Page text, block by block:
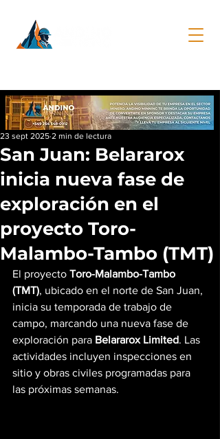
San Juan: Belararox
inicia nueva fase de
exploración en el
proyecto Toro-
Malambo-Tambo (TMT)
23 sept 2025 2 min de lectura
El proyecto Toro-Malambo-Tambo
(TMT), ubicado en el norte de San Juan,
inicia su temporada de trabajo de
campo, marcando una nueva fase de
exploración para Belararox Limited. Las
actividades incluyen inspecciones en
sitio y obras civiles programadas para
las próximas semanas.